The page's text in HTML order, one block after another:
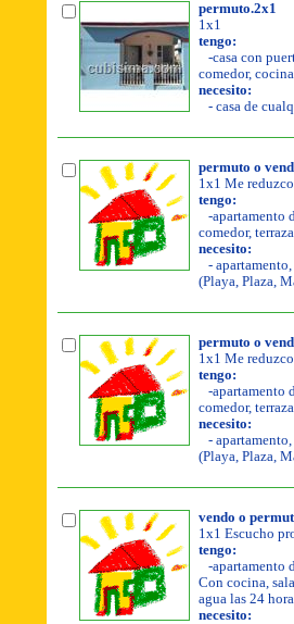
permuto.2x1
1x1
tengo:
-casa con
comedor,
necesito:
- casa de
permuto o
1x1 Me
tengo:
-apartamento
comedor,
necesito:
-
(Playa, Plaza,
permuto o
1x1 Me
tengo:
-apartamento
comedor,
necesito:
-
(Playa, Plaza,
vendo o
1x1 Escucho
tengo:
-apartamento
Con cocina,
agua las 24
necesito: